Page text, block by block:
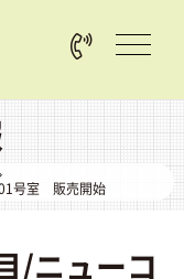
号室 販売開始
/ニューコ